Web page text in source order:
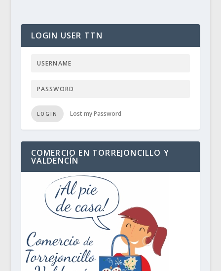
LOGIN USER TTN
LOGIN Lost my Password
COMERCIO EN TORREJONCILLO Y
VALDENCÍN